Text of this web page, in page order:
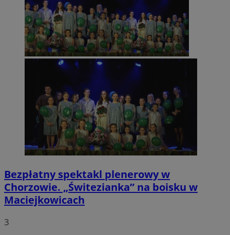
Bezpłatny spektakl plenerowy w
Chorzowie. „Świtezianka” na boisku w
Maciejkowicach
3